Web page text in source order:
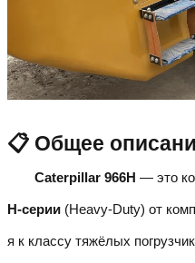
📋 Общее
Caterpillar 966H — это
H-серии (Heavy-Duty) от
я к классу тяжёлых